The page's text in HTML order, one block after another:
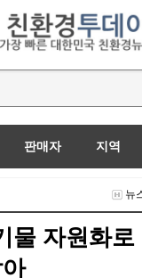
판매자 지역
뉴
물 자원화로